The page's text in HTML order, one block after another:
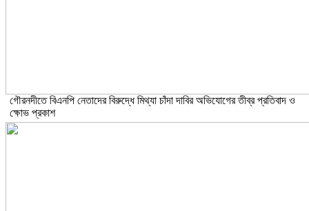
গৌরনদীতে বিএনপি নেতাদের বিরুদ্ধে মিথ্যা চাঁদা দাবির অভিযোগের তীব্র প্রতিবাদ ও
ক্ষোভ প্রকাশ